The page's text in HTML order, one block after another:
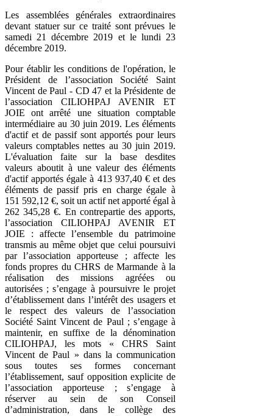
Les assemblées générales extraordinaires
devant statuer sur ce traité sont prévues le
samedi 21 décembre 2019 et le lundi 23
décembre 2019.
Pour établir les conditions de l'opération, le
Président de l’association Société Saint
Vincent de Paul - CD 47 et la Présidente de
l’association CILIOHPAJ AVENIR ET
JOIE ont arrêté une situation comptable
intermédiaire au 30 juin 2019. Les éléments
d'actif et de passif sont apportés pour leurs
valeurs comptables nettes au 30 juin 2019.
L'évaluation faite sur la base desdites
valeurs aboutit à une valeur des éléments
d'actif apportés égale à 413 937,40 € et des
éléments de passif pris en charge égale à
151 592,12 €, soit un actif net apporté égal à
262 345,28 €. En contrepartie des apports,
l’association CILIOHPAJ AVENIR ET
JOIE : affecte l’ensemble du patrimoine
transmis au même objet que celui poursuivi
par l’association apporteuse ; affecte les
fonds propres du CHRS de Marmande à la
réalisation des missions agréées ou
autorisées ; s’engage à poursuivre le projet
d’établissement dans l’intérêt des usagers et
le respect des valeurs de l’association
Société Saint Vincent de Paul ; s’engage à
maintenir, en suffixe de la dénomination
CILIOHPAJ, les mots « CHRS Saint
Vincent de Paul » dans la communication
sous toutes ses formes concernant
l’établissement, sauf opposition explicite de
l’association apporteuse ; s’engage à
réserver au sein de son Conseil
d’administration, dans le collège des